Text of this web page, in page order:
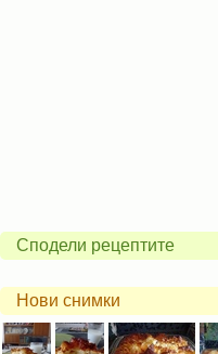
Сподели рецептите
Нови снимки